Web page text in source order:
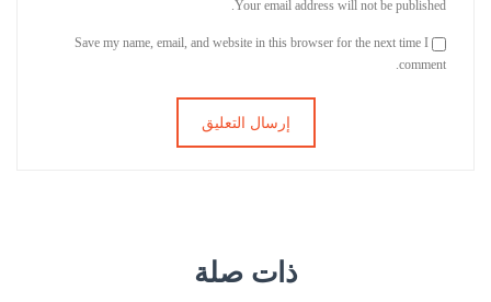
Your email address will not be published.
Save my name, email, and website in this browser for the next time I
comment.
ذات صلة